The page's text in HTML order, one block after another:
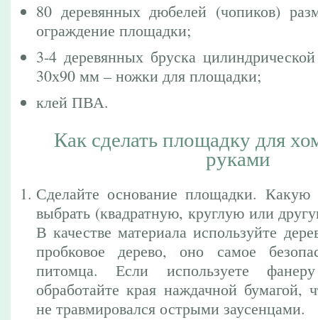
80 деревянных дюбелей (чопиков)
ограждение площадки;
3-4 деревянных бруска
30х90 мм – ножки для площадки;
клей ПВА.
Как сделать площадку для
руками
Сделайте основание площадки. Какую
выбрать (квадратную, круглую или
В качестве материала используйте
пробковое дерево, оно самое
питомца. Если используете
обработайте края наждачной бумагой,
не травмировался острыми заусенцами.